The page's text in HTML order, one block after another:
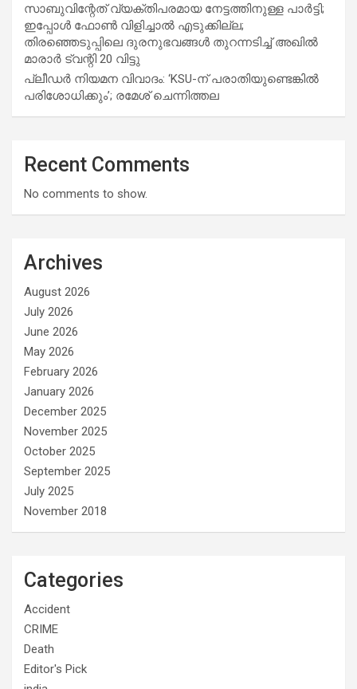
സാബുവിന്റേത് വ്യക്തിപരമായ നേട്ടത്തിനുള്ള പാര്‍ട്ടി;
ഇപ്പോള്‍ ഫോണ്‍ വിളിച്ചാല്‍ എടുക്കില്ല;
തിരഞ്ഞെടുപ്പിലെ ദുരനുഭവങ്ങള്‍ തുറന്നടിച്ച് അഖില്‍
മാരാര്‍ ട്വന്റി 20 വിട്ടു
പ്ലീഡർ നിയമന വിവാദം: ‘KSU-ന് പരാതിയുണ്ടെങ്കിൽ
പരിശോധിക്കും’; രമേശ് ചെന്നിത്തല
Recent Comments
No comments to show.
Archives
August 2026
July 2026
June 2026
May 2026
February 2026
January 2026
December 2025
November 2025
October 2025
September 2025
July 2025
November 2018
Categories
Accident
CRIME
Death
Editor's Pick